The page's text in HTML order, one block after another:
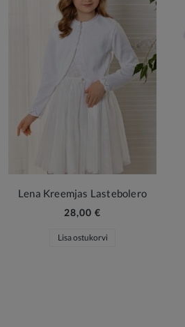
Lena Kreemjas Lastebolero
28,00 €
Lisa ostukorvi